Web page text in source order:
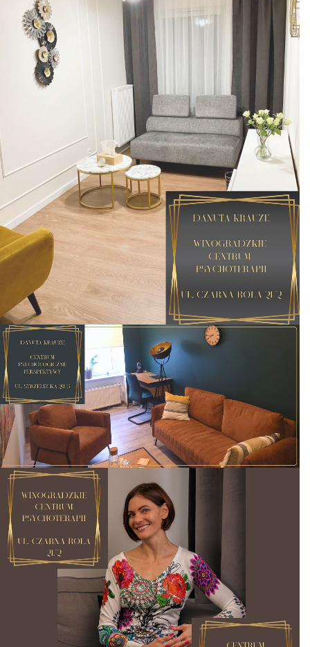
Wszystko odbyło się dobrze bez zastrzeżeń
Pacjent
Bardzo polecam, pani bardzo pomocna
rzetelna i miła
Pacjent
Po kilku miesiącach terapii naprawdę widzę
że to działa. Miałam duże problemy z moimi
emocjami i nie umiałam sobie z nimi radzić.
Może nie jest jeszcze tak jakbym chciała, ale
jestem dużo bardziej spokojna i w ogóle
zaczęłam bardziej cieszyć się życiem. Na
pewno przede mną jeszcze długa droga i to
nie jest zawsze łatwe, ale cieszę się że
dałam sobie szansę. A z panią Danutą czuję
że trafiłam w dobre ręce. Bardzo dużo
cierpliwości i zawsze czuję się wysłuchana.
Wizyty są zawsze punktualnie.
Pacjent